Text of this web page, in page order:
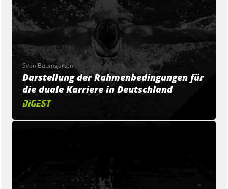
Sven Baumgarten
Darstellung der Rahmenbedingungen für
die duale Karriere in Deutschland